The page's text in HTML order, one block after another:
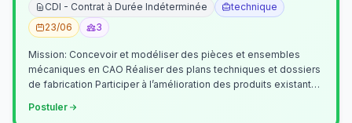
CDI - Contrat à Durée Indéterminée
technique
23/06
3
Mission: Concevoir et modéliser des pièces et ensembles
mécaniques en CAO Réaliser des plans techniques et dossiers
de fabrication Participer à l’amélioration des produits existants
Postuler